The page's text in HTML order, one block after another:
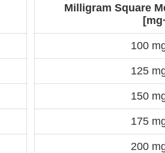
Milligram Square
100
125
150
175
200